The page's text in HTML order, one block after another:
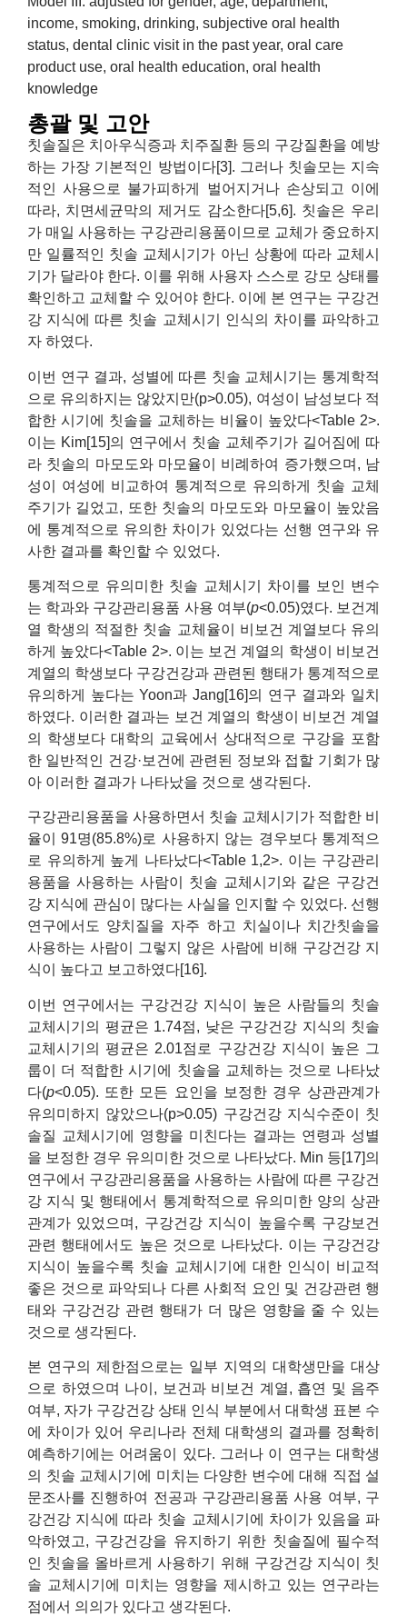
income, smoking, drinking, subjective oral health
status, dental clinic visit in the past year, oral care
product use, oral health education, oral health
knowledge
총괄 및 고안
칫솔질은 치아우식증과 치주질환 등의 구강질환을 예방
하는 가장 기본적인 방법이다[3]. 그러나 칫솔모는 지속
적인 사용으로 불가피하게 벌어지거나 손상되고 이에
따라, 치면세균막의 제거도 감소한다[5,6]. 칫솔은 우리
가 매일 사용하는 구강관리용품이므로 교체가 중요하지
만 일률적인 칫솔 교체시기가 아닌 상황에 따라 교체시
기가 달라야 한다. 이를 위해 사용자 스스로 강모 상태를
확인하고 교체할 수 있어야 한다. 이에 본 연구는 구강건
강 지식에 따른 칫솔 교체시기 인식의 차이를 파악하고
자 하였다.
이번 연구 결과, 성별에 따른 칫솔 교체시기는 통계학적
으로 유의하지는 않았지만(p>0.05), 여성이 남성보다 적
합한 시기에 칫솔을 교체하는 비율이 높았다<Table 2>.
이는 Kim[15]의 연구에서 칫솔 교체주기가 길어짐에 따
라 칫솔의 마모도와 마모율이 비례하여 증가했으며, 남
성이 여성에 비교하여 통계적으로 유의하게 칫솔 교체
주기가 길었고, 또한 칫솔의 마모도와 마모율이 높았음
에 통계적으로 유의한 차이가 있었다는 선행 연구와 유
사한 결과를 확인할 수 있었다.
통계적으로 유의미한 칫솔 교체시기 차이를 보인 변수
는 학과와 구강관리용품 사용 여부(p<0.05)였다. 보건계
열 학생의 적절한 칫솔 교체율이 비보건 계열보다 유의
하게 높았다<Table 2>. 이는 보건 계열의 학생이 비보건
계열의 학생보다 구강건강과 관련된 행태가 통계적으로
유의하게 높다는 Yoon과 Jang[16]의 연구 결과와 일치
하였다. 이러한 결과는 보건 계열의 학생이 비보건 계열
의 학생보다 대학의 교육에서 상대적으로 구강을 포함
한 일반적인 건강·보건에 관련된 정보와 접할 기회가 많
아 이러한 결과가 나타났을 것으로 생각된다.
구강관리용품을 사용하면서 칫솔 교체시기가 적합한 비
율이 91명(85.8%)로 사용하지 않는 경우보다 통계적으
로 유의하게 높게 나타났다<Table 1,2>. 이는 구강관리
용품을 사용하는 사람이 칫솔 교체시기와 같은 구강건
강 지식에 관심이 많다는 사실을 인지할 수 있었다. 선행
연구에서도 양치질을 자주 하고 치실이나 치간칫솔을
사용하는 사람이 그렇지 않은 사람에 비해 구강건강 지
식이 높다고 보고하였다[16].
이번 연구에서는 구강건강 지식이 높은 사람들의 칫솔
교체시기의 평균은 1.74점, 낮은 구강건강 지식의 칫솔
교체시기의 평균은 2.01점로 구강건강 지식이 높은 그
룹이 더 적합한 시기에 칫솔을 교체하는 것으로 나타났
다(p<0.05). 또한 모든 요인을 보정한 경우 상관관계가
유의미하지 않았으나(p>0.05) 구강건강 지식수준이 칫
솔질 교체시기에 영향을 미친다는 결과는 연령과 성별
을 보정한 경우 유의미한 것으로 나타났다. Min 등[17]의
연구에서 구강관리용품을 사용하는 사람에 따른 구강건
강 지식 및 행태에서 통계학적으로 유의미한 양의 상관
관계가 있었으며, 구강건강 지식이 높을수록 구강보건
관련 행태에서도 높은 것으로 나타났다. 이는 구강건강
지식이 높을수록 칫솔 교체시기에 대한 인식이 비교적
좋은 것으로 파악되나 다른 사회적 요인 및 건강관련 행
태와 구강건강 관련 행태가 더 많은 영향을 줄 수 있는
것으로 생각된다.
본 연구의 제한점으로는 일부 지역의 대학생만을 대상
으로 하였으며 나이, 보건과 비보건 계열, 흡연 및 음주
여부, 자가 구강건강 상태 인식 부분에서 대학생 표본 수
에 차이가 있어 우리나라 전체 대학생의 결과를 정확히
예측하기에는 어려움이 있다. 그러나 이 연구는 대학생
의 칫솔 교체시기에 미치는 다양한 변수에 대해 직접 설
문조사를 진행하여 전공과 구강관리용품 사용 여부, 구
강건강 지식에 따라 칫솔 교체시기에 차이가 있음을 파
악하였고, 구강건강을 유지하기 위한 칫솔질에 필수적
인 칫솔을 올바르게 사용하기 위해 구강건강 지식이 칫
솔 교체시기에 미치는 영향을 제시하고 있는 연구라는
점에서 의의가 있다고 생각된다.